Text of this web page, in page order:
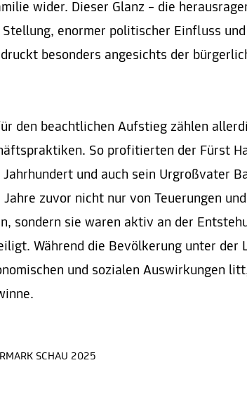
wider. Dieser Glanz – die
enormer politischer Einfluss
besonders angesichts der
den beachtlichen Aufstieg zählen
So profitierten der Fürst
Jahrhundert und auch sein Urgroßvater
zuvor nicht nur von Teuerungen und
sondern sie waren aktiv an der
Während die Bevölkerung unter der
und sozialen Auswirkungen
SCHAU 2025